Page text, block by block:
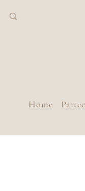
Home